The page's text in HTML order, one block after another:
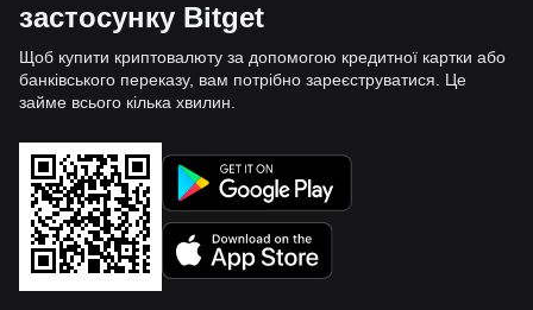
застосунку Bitget
Щоб купити криптовалюту за допомогою кредитної картки або
банківського переказу, вам потрібно зареєструватися. Це
займе всього кілька хвилин.